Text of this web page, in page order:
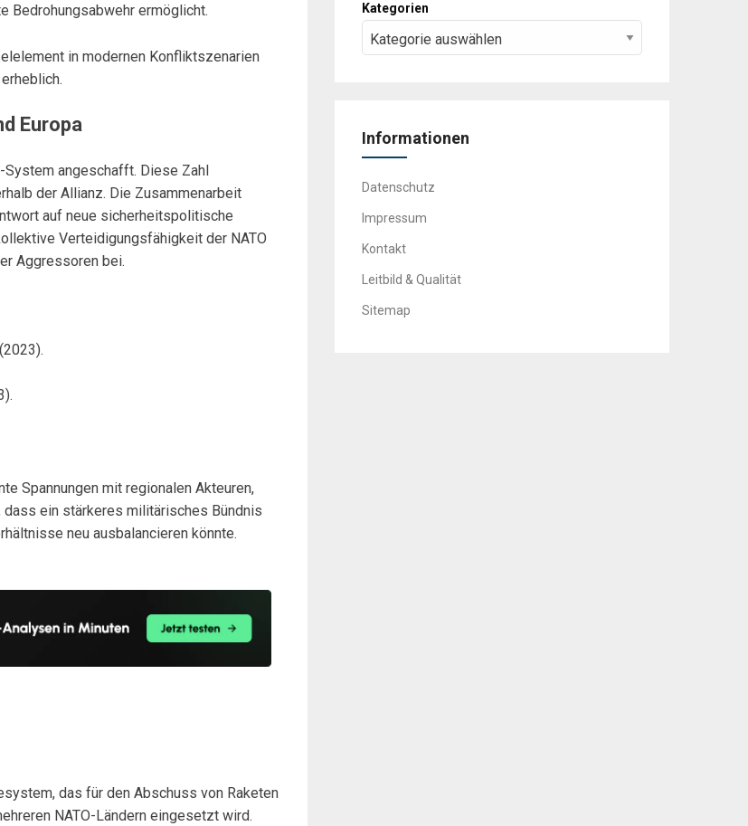
Bedrohungsabwehr ermöglicht.
in modernen Konfliktszenarien
Europa
System angeschafft. Diese Zahl
der Allianz. Die Zusammenarbeit
auf neue sicherheitspolitische
Verteidigungsfähigkeit der NATO
Aggressoren bei.
(2023).
Spannungen mit regionalen Akteuren,
dass ein stärkeres militärisches Bündnis
neu ausbalancieren könnte.
das für den Abschuss von Raketen
NATO-Ländern eingesetzt wird.
Kategorien
Informationen
Datenschutz
Impressum
Kontakt
Leitbild & Qualität
Sitemap